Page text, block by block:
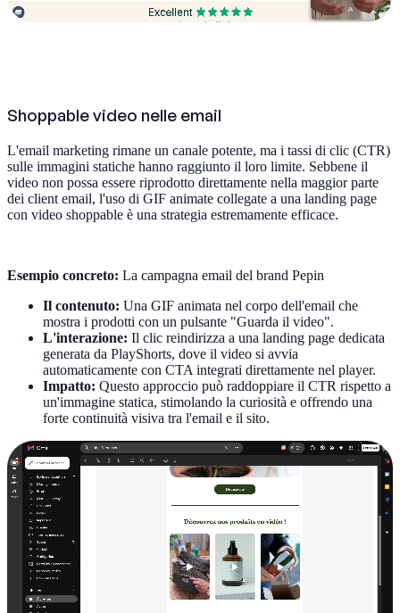
Shoppable video nelle email
L'email marketing rimane un canale potente, ma i tassi di clic (CTR)
sulle immagini statiche hanno raggiunto il loro limite. Sebbene il
video non possa essere riprodotto direttamente nella maggior parte
dei client email, l'uso di GIF animate collegate a una landing page
con video shoppable è una strategia estremamente efficace.
Esempio concreto: La campagna email del brand Pepin
Il contenuto: Una GIF animata nel corpo dell'email che
mostra i prodotti con un pulsante "Guarda il video".
L'interazione: Il clic reindirizza a una landing page dedicata
generata da PlayShorts, dove il video si avvia
automaticamente con CTA integrati direttamente nel player.
Impatto: Questo approccio può raddoppiare il CTR rispetto a
un'immagine statica, stimolando la curiosità e offrendo una
forte continuità visiva tra l'email e il sito.